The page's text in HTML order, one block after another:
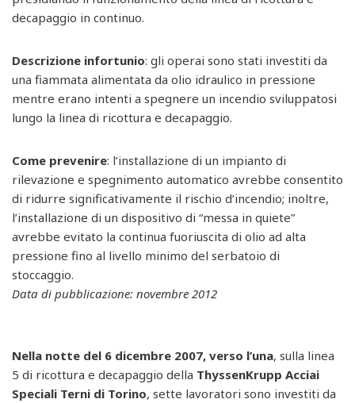
decapaggio in continuo.
Descrizione infortunio: gli operai sono stati investiti da
una fiammata alimentata da olio idraulico in pressione
mentre erano intenti a spegnere un incendio sviluppatosi
lungo la linea di ricottura e decapaggio.
Come prevenire: l’installazione di un impianto di
rilevazione e spegnimento automatico avrebbe consentito
di ridurre significativamente il rischio d’incendio; inoltre,
l’installazione di un dispositivo di “messa in quiete”
avrebbe evitato la continua fuoriuscita di olio ad alta
pressione fino al livello minimo del serbatoio di
stoccaggio.
Data di pubblicazione: novembre 2012
Nella notte del 6 dicembre 2007, verso l’una, sulla linea
5 di ricottura e decapaggio della ThyssenKrupp Acciai
Speciali Terni di Torino, sette lavoratori sono investiti da